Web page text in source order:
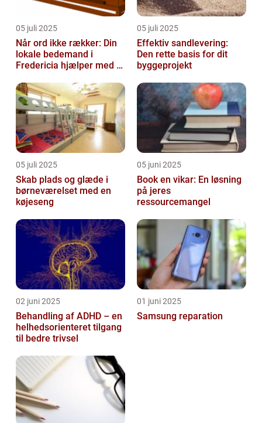
05 juli 2025
Når ord ikke rækker: Din
lokale bedemand i
Fredericia hjælper med at
05 juli 2025
Effektiv sandlevering:
Den rette basis for dit
byggeprojekt
05 juli 2025
Skab plads og glæde i
børneværelset med en
køjeseng
05 juni 2025
Book en vikar: En løsning
på jeres
ressourcemangel
02 juni 2025
Behandling af ADHD – en
helhedsorienteret tilgang
til bedre trivsel
01 juni 2025
Samsung reparation